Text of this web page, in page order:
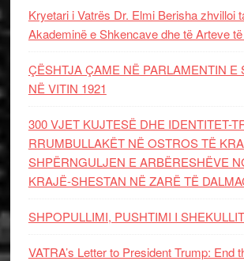
Kryetari i Vatrës Dr. Elmi Berisha zhvilloi
Akademinë e Shkencave dhe të Arteve
ÇËSHTJA ÇAME NË PARLAMENTIN E
NË VITIN 1921
300 VJET KUJTESË DHE IDENTITET-
RRUMBULLAKËT NË OSTROS TË
SHPËRNGULJEN E ARBËRESHËVE
KRAJË-SHESTAN NË ZARË TË
SHPOPULLIMI, PUSHTIMI I
VATRA’s Letter to President Trump: End